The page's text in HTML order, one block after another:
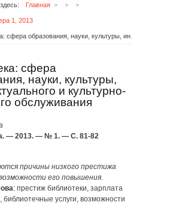
Главная
1, 2013
сфера
науки, культуры,
и культурно-
обслуживания
— 2013. — № 1. — С. 81-82
причины низкого престижа
его повышения.
: престиж библиотеки, зарплата
библиотечные услуги, возможности